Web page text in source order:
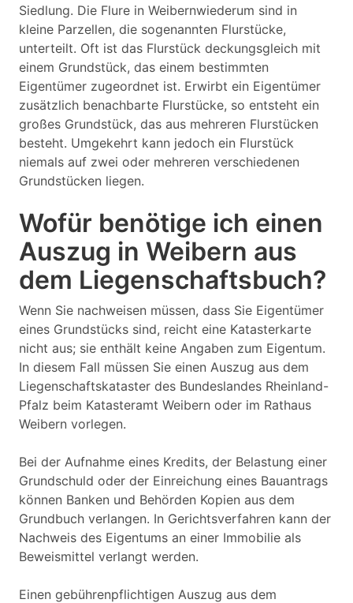
Siedlung. Die Flure in Weibernwiederum sind in
kleine Parzellen, die sogenannten Flurstücke,
unterteilt. Oft ist das Flurstück deckungsgleich mit
einem Grundstück, das einem bestimmten
Eigentümer zugeordnet ist. Erwirbt ein Eigentümer
zusätzlich benachbarte Flurstücke, so entsteht ein
großes Grundstück, das aus mehreren Flurstücken
besteht. Umgekehrt kann jedoch ein Flurstück
niemals auf zwei oder mehreren verschiedenen
Grundstücken liegen.
Wofür benötige ich einen
Auszug in Weibern aus
dem Liegenschaftsbuch?
Wenn Sie nachweisen müssen, dass Sie Eigentümer
eines Grundstücks sind, reicht eine Katasterkarte
nicht aus; sie enthält keine Angaben zum Eigentum.
In diesem Fall müssen Sie einen Auszug aus dem
Liegenschaftskataster des Bundeslandes Rheinland-
Pfalz beim Katasteramt Weibern oder im Rathaus
Weibern vorlegen.
Bei der Aufnahme eines Kredits, der Belastung einer
Grundschuld oder der Einreichung eines Bauantrags
können Banken und Behörden Kopien aus dem
Grundbuch verlangen. In Gerichtsverfahren kann der
Nachweis des Eigentums an einer Immobilie als
Beweismittel verlangt werden.
Einen gebührenpflichtigen Auszug aus dem